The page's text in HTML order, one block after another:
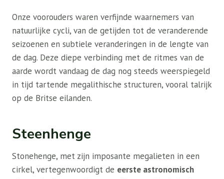
Onze voorouders waren verfijnde waarnemers van
natuurlijke cycli, van de getijden tot de veranderende
seizoenen en subtiele veranderingen in de lengte van
de dag. Deze diepe verbinding met de ritmes van de
aarde wordt vandaag de dag nog steeds weerspiegeld
in tijd tartende megalithische structuren, vooral talrijk
op de Britse eilanden.
Steenhenge
Stonehenge, met zijn imposante megalieten in een
cirkel, vertegenwoordigt de eerste astronomisch